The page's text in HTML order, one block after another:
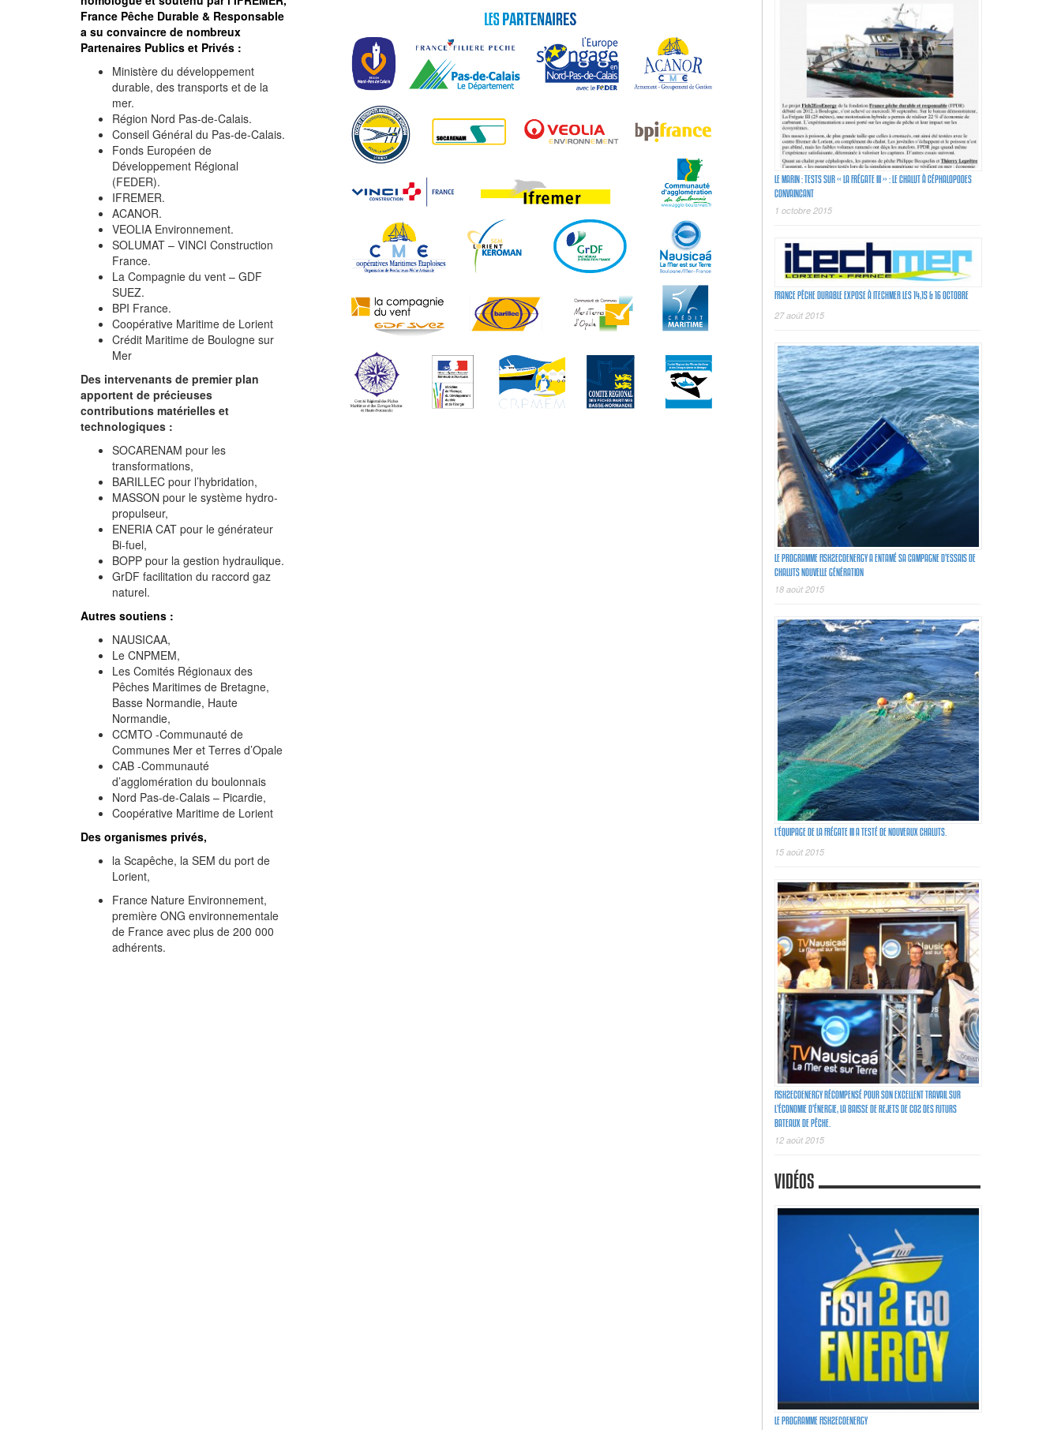
France Pêche Durable & Responsable
a su convaincre de nombreux
Partenaires Publics et Privés :
Ministère du développement
durable, des transports et de la
mer.
Région Nord Pas-de-Calais.
Conseil Général du Pas-de-Calais.
Fonds Européen de
Développement Régional
(FEDER).
IFREMER.
ACANOR.
VEOLIA Environnement.
SOLUMAT – VINCI Construction
France.
La Compagnie du vent – GDF
SUEZ.
BPI France.
Coopérative Maritime de Lorient
Crédit Maritime de Boulogne sur
Mer
Des intervenants de premier plan
apportent de précieuses
contributions matérielles et
technologiques :
SOCARENAM pour les
transformations,
BARILLEC pour l’hybridation,
MASSON pour le système hydro-
propulseur,
ENERIA CAT pour le générateur
Bi-fuel,
BOPP pour la gestion hydraulique.
GrDF facilitation du raccord gaz
naturel.
Autres soutiens :
NAUSICAA,
Le CNPMEM,
Les Comités Régionaux des
Pêches Maritimes de Bretagne,
Basse Normandie, Haute
Normandie,
CCMTO -Communauté de
Communes Mer et Terres d’Opale
CAB -Communauté
d’agglomération du boulonnais
Nord Pas-de-Calais – Picardie,
Coopérative Maritime de Lorient
Des organismes privés,
la Scapêche, la SEM du port de
Lorient,
France Nature Environnement,
première ONG environnementale
de France avec plus de 200 000
adhérents.
LE MARIN : TESTS SUR « LA FRÉGATE III » : LE CHALUT À CÉPHALOPODES
CONVAINCANT
1 octobre 2015
FRANCE PÊCHE DURABLE EXPOSE À ITECHMER LES 14,15 & 16 OCTOBRE
27 août 2015
LE PROGRAMME FISH2ECOENERGY A ENTAMÉ SA CAMPAGNE D’ESSAIS DE
CHALUTS NOUVELLE GÉNÉRATION
18 août 2015
L’ÉQUIPAGE DE LA FRÉGATE III A TESTÉ DE NOUVEAUX CHALUTS.
15 août 2015
FISH2ECOENERGY RÉCOMPENSÉ POUR SON EXCELLENT TRAVAIL SUR
L’ÉCONOMIE D’ÉNERGIE, LA BAISSE DE REJETS DE C02 DES FUTURS
BATEAUX DE PÊCHE.
12 août 2015
VIDÉOS
LE PROGRAMME FISH2ECOENERGY